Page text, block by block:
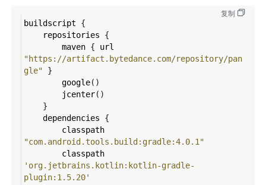
复制
buildscript {
repositories {
maven { url
"https://artifact.bytedance.com/repository/pan
gle" }
google()
jcenter()
}
dependencies {
classpath
"com.android.tools.build:gradle:4.0.1"
classpath
'org.jetbrains.kotlin:kotlin-gradle-
plugin:1.5.20'